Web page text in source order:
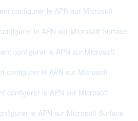
configurer le APN sur Microsoft
le APN sur Microsoft Surface
configurer le APN sur Microsoft
configurer le APN sur Microsoft
configurer le APN sur Microsoft
le APN sur Microsoft Surface